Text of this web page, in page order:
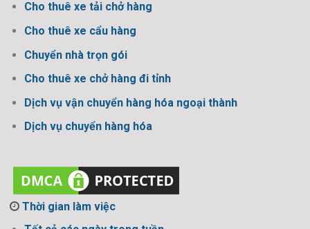
Cho thuê xe tải chở hàng
Cho thuê xe cẩu hàng
Chuyển nhà trọn gói
Cho thuê xe chở hàng đi tỉnh
Dịch vụ vận chuyển hàng hóa ngoại thành
Dịch vụ chuyển hàng hóa
Thời gian làm việc